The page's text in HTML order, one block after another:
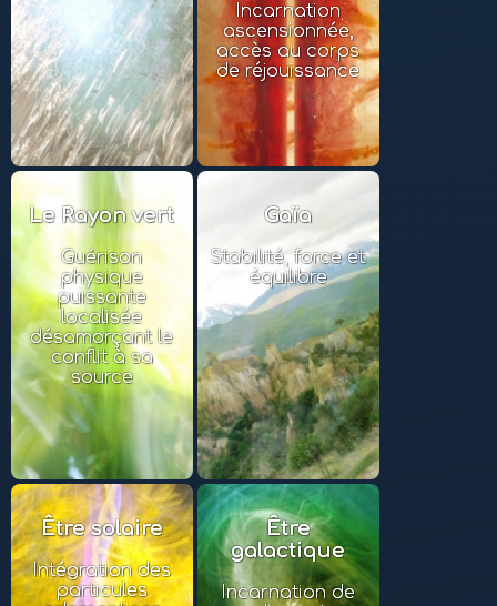
Incarnation
ascensionnée,
accès au corps
de réjouissance
Le Rayon vert
Guérison
physique
puissante
localisée
désamorçant le
conflit à sa
source
Gaïa
Stabilité, force et
équilibre
Être solaire
Intégration des
particules
Être
galactique
Incarnation de